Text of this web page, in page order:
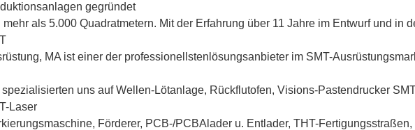
gegründet
mehr als 5.000 Quadratmetern. Mit der Erfahrung über 11 Jahre im Entwurf und in
MA ist einer der professionellstenlösungsanbieter im SMT-
spezialisierten uns auf Wellen-Lötanlage, Rückflutofen, Visions-Pastendrucker
Laser
Förderer, PCB-/PCBAlader u. Entlader, THT-Fertigungsstraßen,